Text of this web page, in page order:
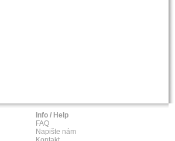
Info / Help
FAQ
Napište nám